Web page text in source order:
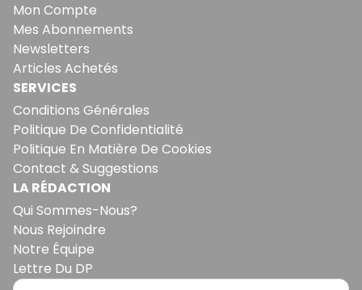
Mon Compte
Mes Abonnements
Newsletters
Articles Achetés
SERVICES
Conditions Générales
Politique De Confidentialité
Politique En Matière De Cookies
Contact & Suggestions
LA RÉDACTION
Qui Sommes-Nous?
Nous Rejoindre
Notre Équipe
Lettre Du DP